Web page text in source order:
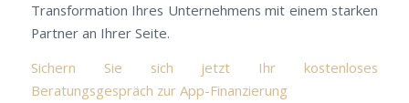
Transformation Ihres Unternehmens mit einem starken
Partner an Ihrer Seite.
Sichern Sie sich jetzt Ihr kostenloses
Beratungsgespräch zur App-Finanzierung